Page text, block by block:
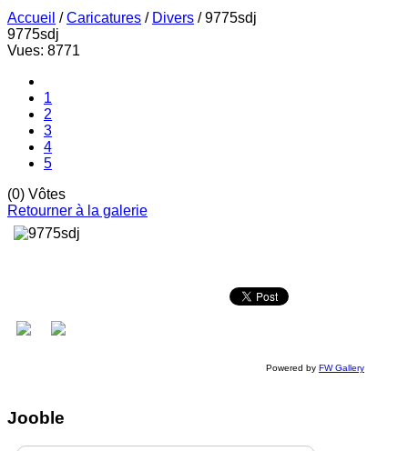
Accueil /Caricatures / Divers /9775sdj
9775sdj
Vues: 8771
1
2
3
4
5
(0) Vôtes
Retourner à la galerie
Powered by FW Gallery
Jooble